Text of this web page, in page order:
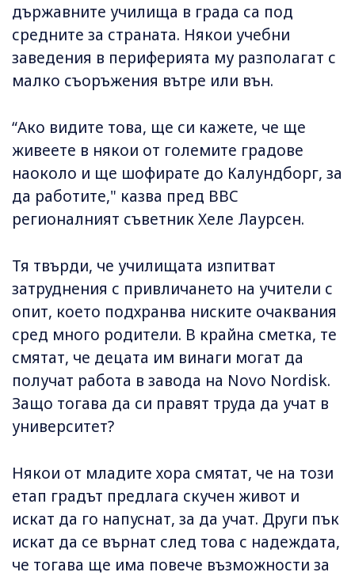
държавните училища в града са под
средните за страната. Някои учебни
заведения в периферията му разполагат с
малко съоръжения вътре или вън.
“Ако видите това, ще си кажете, че ще
живеете в някои от големите градове
наоколо и ще шофирате до Калундборг, за
да работите," казва пред BBC
регионалният съветник Хеле Лаурсен.
Тя твърди, че училищата изпитват
затруднения с привличането на учители с
опит, което подхранва ниските очаквания
сред много родители. В крайна сметка, те
смятат, че децата им винаги могат да
получат работа в завода на Novo Nordisk.
Защо тогава да си правят труда да учат в
университет?
Някои от младите хора смятат, че на този
етап градът предлага скучен живот и
искат да го напуснат, за да учат. Други пък
искат да се върнат след това с надеждата,
че тогава ще има повече възможности за